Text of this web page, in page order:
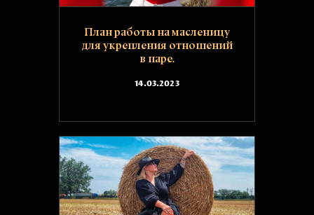
План работы на масленицу
для укрепления отношений
в паре.
14.03.2023